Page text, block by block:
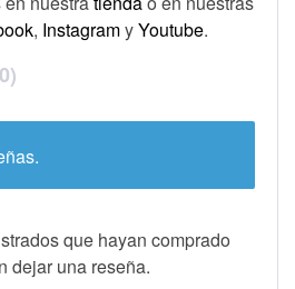
, InstagramyYoutube.
que hayan comprado
dejar una reseña.